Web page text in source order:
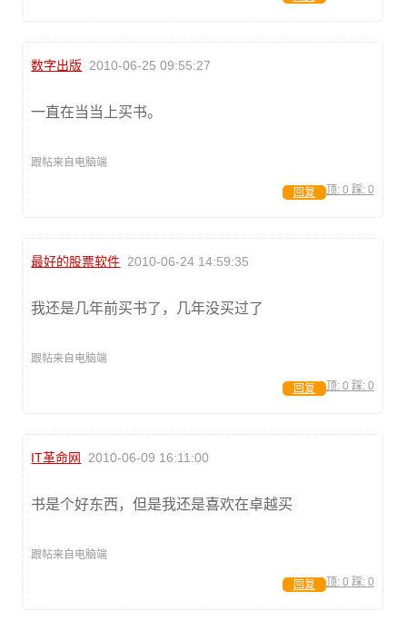
数字出版 2010-06-25 09:55:27
一直在当当上买书。
跟帖来自电脑端
顶: 0 踩: 0
回复
最好的股票软件 2010-06-24 14:59:35
我还是几年前买书了，几年没买过了
跟帖来自电脑端
顶: 0 踩: 0
回复
IT革命网 2010-06-09 16:11:00
书是个好东西，但是我还是喜欢在卓越买
跟帖来自电脑端
顶: 0 踩: 0
回复